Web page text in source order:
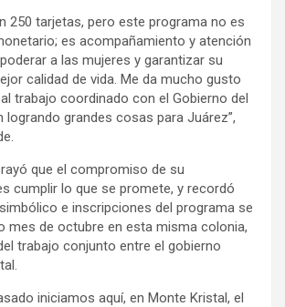
250 tarjetas, pero este programa no es
es acompañamiento y atención
a las mujeres y garantizar su
calidad de vida. Me da mucho gusto
trabajo coordinado con el Gobierno del
logrando grandes cosas para Juárez”,
que el compromiso de su
cumplir lo que se promete, y recordó
e inscripciones del programa se
mes de octubre en esta misma colonia,
trabajo conjunto entre el gobierno
iniciamos aquí, en Monte Kristal, el